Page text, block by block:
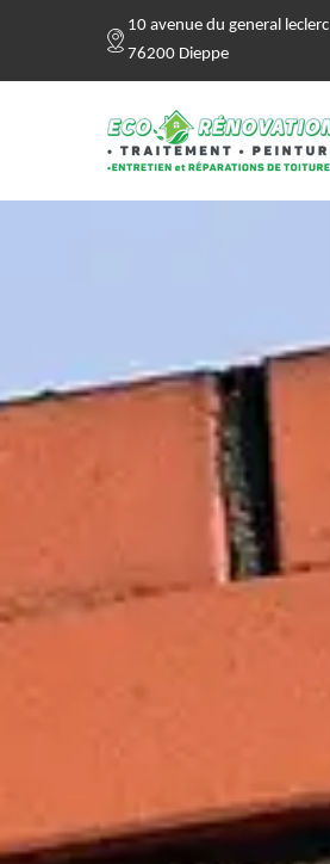
10 avenue du general leclerc
76200 Dieppe